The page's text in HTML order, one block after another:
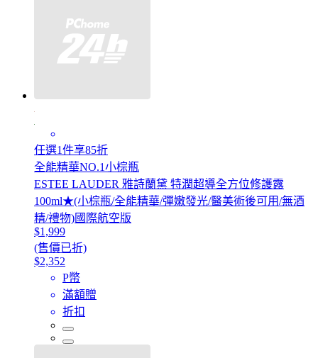
任選1件享85折
全能精華NO.1小棕瓶
ESTEE LAUDER 雅詩蘭黛 特潤超導全方位修護露
100ml★(小棕瓶/全能精華/彈嫩發光/醫美術後可用/無酒
精/禮物)國際航空版
$1,999
(售價已折)
$2,352
P幣
滿額贈
折扣